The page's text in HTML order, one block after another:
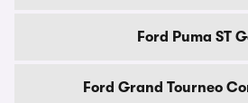
Ford Puma ST
Ford Grand Tourneo